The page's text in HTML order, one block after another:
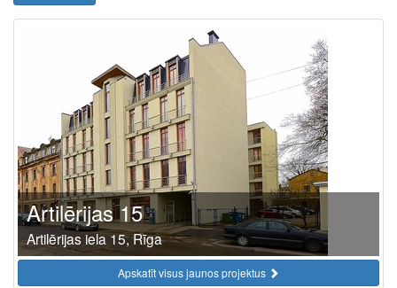
Artilērijas 15
Artilērijas iela 15, Rīga
Apskatīt visus jaunos projektus